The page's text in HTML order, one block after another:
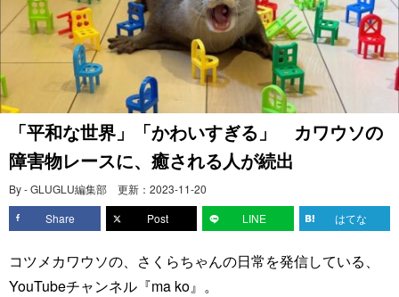
「平和な世界」「かわいすぎる」 カワウソの
障害物レースに、癒される人が続出
By - GLUGLU編集部 更新： 2023-11-20
Share
Post LINE はてな
コツメカワウソの、さくらちゃんの日常を発信している、
YouTubeチャンネル『ma ko』。